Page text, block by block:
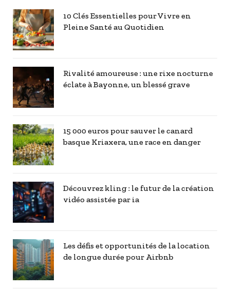
10 Clés Essentielles pour Vivre en
Pleine Santé au Quotidien
Rivalité amoureuse : une rixe nocturne
éclate à Bayonne, un blessé grave
15 000 euros pour sauver le canard
basque Kriaxera, une race en danger
Découvrez kling : le futur de la création
vidéo assistée par ia
Les défis et opportunités de la location
de longue durée pour Airbnb